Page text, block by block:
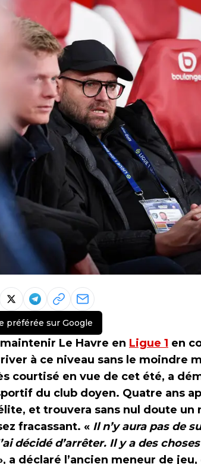
préférée sur Google
Le Havre en Ligue 1 en
à ce niveau sans le moindre
courtisé en vue de cet été, a
du club doyen. Quatre ans
et trouvera sans nul doute
fracassant. « Il n’y aura pas de
décidé d’arrêter. Il y a des
a déclaré l’ancien meneur de